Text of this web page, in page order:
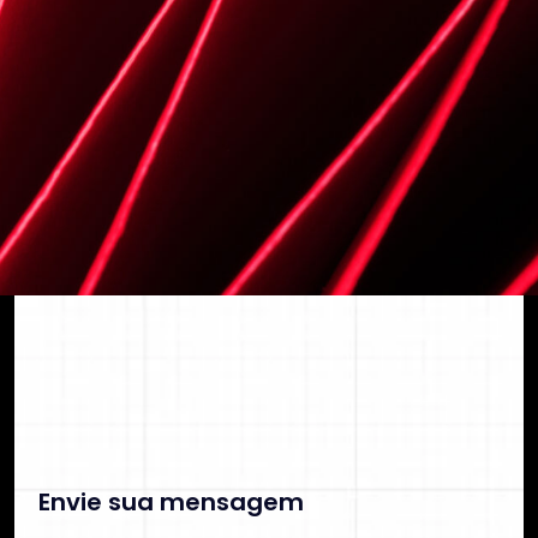
tato
segurança e previsibilidade financeira.
CON TO
Envie sua mensagem